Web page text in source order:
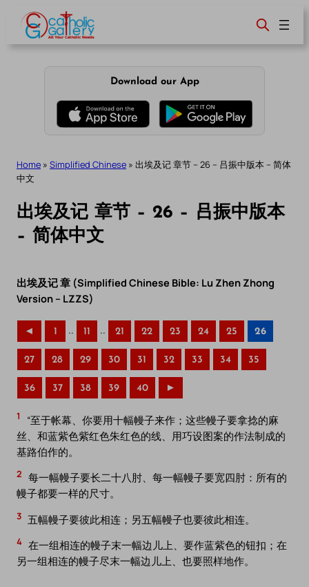
content
Download our App
Home » Simplified Chinese » 出埃及记 章节 – 26 – 吕振中版本 – 简体
中文
出埃及记 章节 – 26 – 吕振中版本
– 简体中文
出埃及记 章 (Simplified Chinese Bible: Lu Zhen Zhong
Version – LZZS)
◄ 1 .. 11 .. 21 22 23 24 25 26
27 28 29 30 31 32 33 34 35
36 37 38 39 40 ►
1
“至于帐幕、你要用十幅幔子来作；这些幔子要拿捻的麻
丝、和蓝紫色紫红色朱红色的线、用巧设图案的作法制成的
基路伯作的。
2 每一幅幔子要长二十八肘、每一幅幔子要宽四肘：所有的
幔子都要一样的尺寸。
3 五幅幔子要彼此相连；另五幅幔子也要彼此相连。
4 在一组相连的幔子末一幅边儿上、要作蓝紫色的钮扣；在
另一组相连的幔子尽末一幅边儿上、也要照样地作。